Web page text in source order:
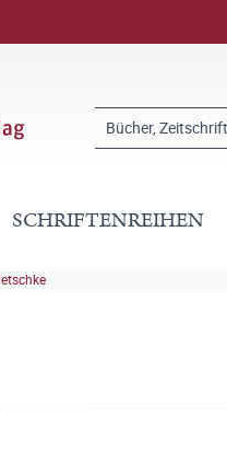
SCHRIFTENREIHEN